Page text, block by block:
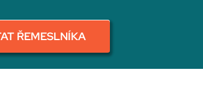
ŘEMESLNÍKA